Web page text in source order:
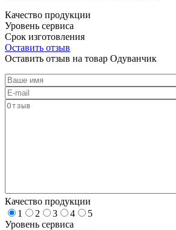
Качество продукции
Уровень сервиса
Срок изготовления
Оставить отзыв
Оставить отзыв на товар Одуванчик
Качество продукции
1
2 3 4
5
Уровень сервиса